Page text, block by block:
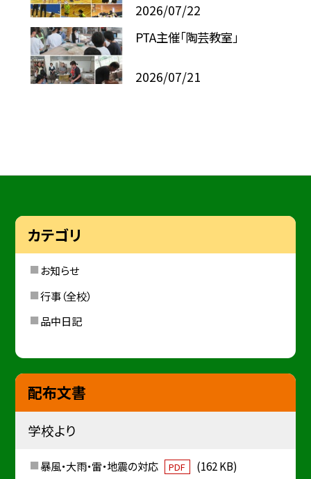
2026/07/22
PTA主催「陶芸教室」
2026/07/21
カテゴリ
お知らせ
行事（全校）
品中日記
配布文書
学校より
暴風・大雨・雷・地震の対応 PDF (162 KB)